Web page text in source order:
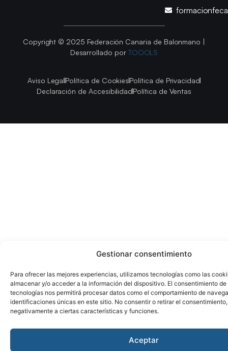
Gestionar consentimiento
Para ofrecer las mejores experiencias, utilizamos tecnologías como las
almacenar y/o acceder a la información del dispositivo. El consentimiento de
tecnologías nos permitirá procesar datos como el comportamiento de
identificaciones únicas en este sitio. No consentir o retirar el
negativamente a ciertas características y funciones.
Aceptar
Copyright © 2025 Federación Canaria de Balonmano |
Desarrollado por TOOOLS
Aviso LegalPolítica de CookiesPolítica de Privacidad
Declaración de AccesibilidadPolítica de Ventas